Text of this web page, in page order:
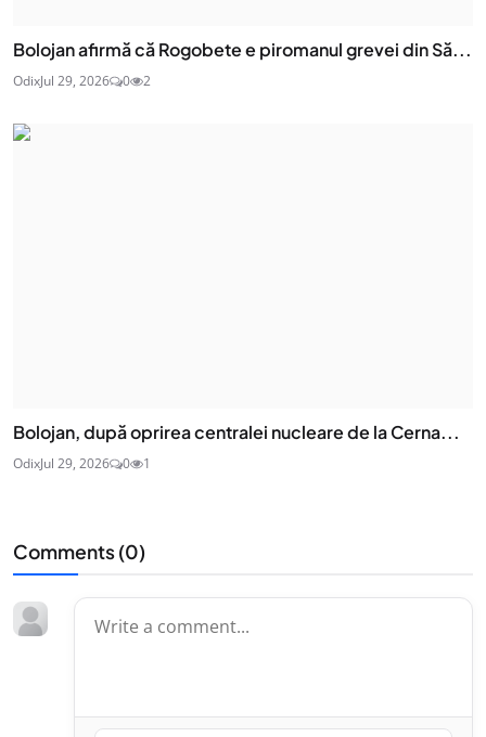
Bolojan afirmă că Rogobete e piromanul grevei din Să...
OdixJul 29, 2026 0 2
Bolojan, după oprirea centralei nucleare de la Cerna...
OdixJul 29, 2026 0 1
Comments (0)